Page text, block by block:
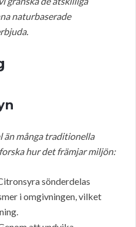
naturbaserade
än många traditionella
hur det främjar miljön:
sönderdelas
i omgivningen, vilket